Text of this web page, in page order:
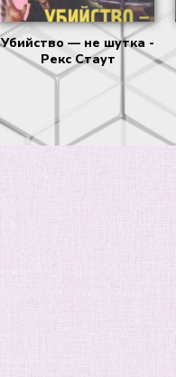
Убийство — не шутка -
Рекс Стаут